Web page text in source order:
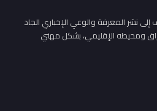
نشر المعرفة والوعي الإخباري الجاد
ومحيطه الإقليمي، بشكل مهني